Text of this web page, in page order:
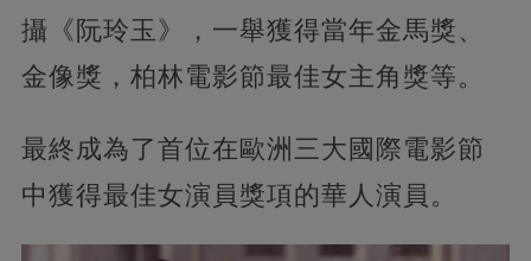
攝《阮玲玉》，一舉獲得當年金馬獎、
金像獎，柏林電影節最佳女主角獎等。
最終成為了首位在歐洲三大國際電影節
中獲得最佳女演員獎項的華人演員。